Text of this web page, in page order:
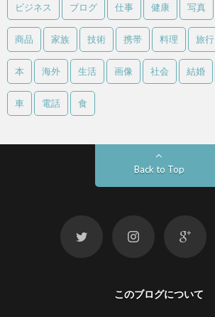
ビジネス ブログ 仕事 健康 写真
商品 家族 技術 携帯 料理 旅行
本 海外 生活 画像 社会 結婚
車 電話 食
Back to Top
このブログについて